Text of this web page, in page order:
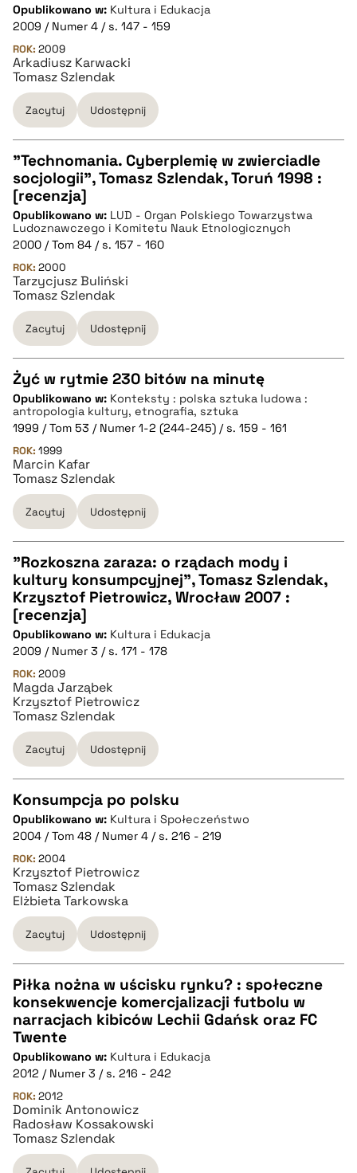
CZYSTY TEKST
pobierz cytat
BIBTEX
pobierz cytat
Opublikowano w: Kultura i Edukacja
2009 / Numer 4 / s. 147 - 159
ROK: 2009
Arkadiusz Karwacki
Tomasz Szlendak
Zacytuj Udostępnij
CZYSTY TEKST
pobierz cytat
BIBTEX
pobierz cytat
"Technomania. Cyberplemię w zwierciadle
socjologii", Tomasz Szlendak, Toruń 1998 :
[recenzja]
Opublikowano w: LUD - Organ Polskiego Towarzystwa
Ludoznawczego i Komitetu Nauk Etnologicznych
2000 / Tom 84 / s. 157 - 160
ROK: 2000
Tarzycjusz Buliński
Tomasz Szlendak
Zacytuj Udostępnij
CZYSTY TEKST
pobierz cytat
BIBTEX
Żyć w rytmie 230 bitów na minutę
Opublikowano w: Konteksty : polska sztuka ludowa :
antropologia kultury, etnografia, sztuka
1999 / Tom 53 / Numer 1-2 (244-245) / s. 159 - 161
ROK: 1999
Marcin Kafar
Tomasz Szlendak
Zacytuj Udostępnij
CZYSTY TEKST
pobierz cytat
BIBTEX
pobierz cytat
"Rozkoszna zaraza: o rządach mody i
kultury konsumpcyjnej", Tomasz Szlendak,
Krzysztof Pietrowicz, Wrocław 2007 :
[recenzja]
Opublikowano w: Kultura i Edukacja
2009 / Numer 3 / s. 171 - 178
ROK: 2009
Magda Jarząbek
Krzysztof Pietrowicz
Tomasz Szlendak
Zacytuj Udostępnij
CZYSTY TEKST
pobierz cytat
Konsumpcja po polsku
Opublikowano w: Kultura i Społeczeństwo
2004 / Tom 48 / Numer 4 / s. 216 - 219
ROK: 2004
Krzysztof Pietrowicz
Tomasz Szlendak
Elżbieta Tarkowska
Zacytuj Udostępnij
CZYSTY TEKST
pobierz cytat
BIBTEX
pobierz cytat
Piłka nożna w uścisku rynku? : społeczne
konsekwencje komercjalizacji futbolu w
narracjach kibiców Lechii Gdańsk oraz FC
Twente
Opublikowano w: Kultura i Edukacja
2012 / Numer 3 / s. 216 - 242
ROK: 2012
Dominik Antonowicz
Radosław Kossakowski
Tomasz Szlendak